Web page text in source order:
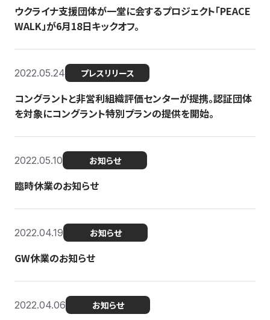
ウクライナ支援団体が一堂に会するプロジェクト「PEACE
WALK」が6月18日キックオフ。
2022.05.24 プレスリリース
コングラントと非営利組織評価センターが提携。認証団体
を対象にコングラント特別プランの提供を開始。
2022.05.10 お知らせ
臨時休業のお知らせ
2022.04.19 お知らせ
GW休業のお知らせ
2022.04.06 お知らせ